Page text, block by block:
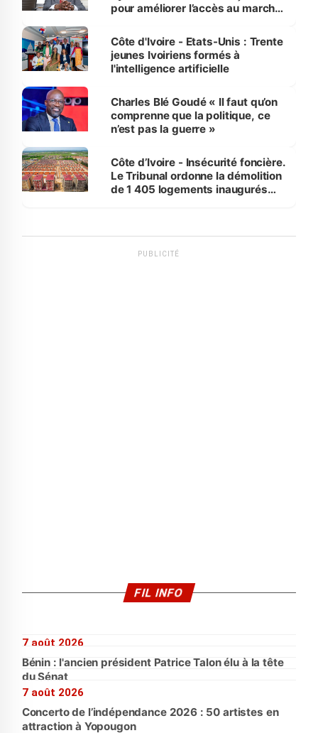
pour améliorer l’accès au marché
Côte d'Ivoire - Etats-Unis : Trente
jeunes Ivoiriens formés à
l'intelligence artificielle
Charles Blé Goudé « Il faut qu’on
comprenne que la politique, ce
n’est pas la guerre »
Côte d’Ivoire - Insécurité foncière.
Le Tribunal ordonne la démolition
de 1 405 logements inaugurés
PUBLICITÉ
FIL INFO
7 août 2026
Bénin : l'ancien président Patrice Talon élu à la tête
du Sénat
7 août 2026
Concerto de l’indépendance 2026 : 50 artistes en
attraction à Yopougon